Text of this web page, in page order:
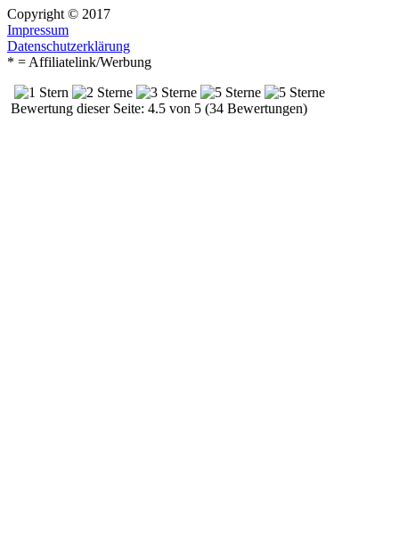
Copyright © 2017
Impressum
Datenschutzerklärung
* = Affiliatelink/Werbung
Bewertung dieser Seite: 4.5 von 5 (34 Bewertungen)